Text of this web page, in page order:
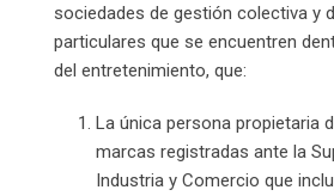
sociedades de gestión colectiva y
particulares que se encuentren
del entretenimiento, que:
La única persona propietaria
marcas registradas ante la
Industria y Comercio que